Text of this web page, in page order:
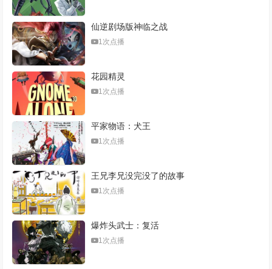
仙逆剧场版神临之战
1次点播
花园精灵
1次点播
平家物语：犬王
1次点播
王兄李兄没完没了的故事
1次点播
爆炸头武士：复活
1次点播